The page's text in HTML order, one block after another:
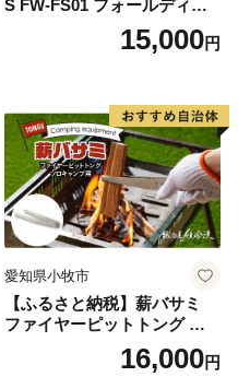
S FW-FS01 フォールディン
グ キャンプストーブ専用 五
15,000円
愛知県小牧市
【ふるさと納税】薪バサミ
ファイヤーピットトング ソ
ロキャンプ用 コンパクト ス
テンレス材 軽量 アウトドア
16,000円